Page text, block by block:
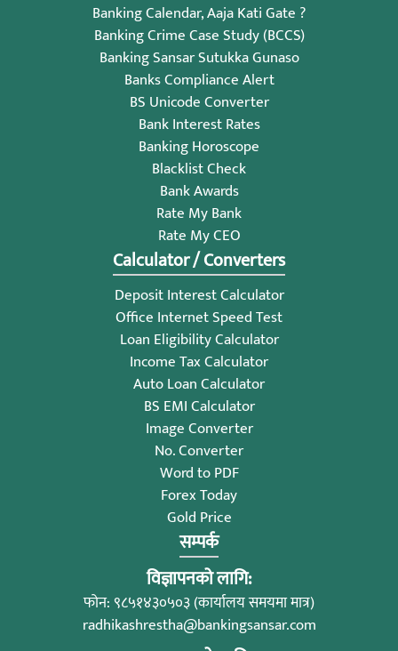
Banking Calendar, Aaja Kati Gate ?
Banking Crime Case Study (BCCS)
Banking Sansar Sutukka Gunaso
Banks Compliance Alert
BS Unicode Converter
Bank Interest Rates
Banking Horoscope
Blacklist Check
Bank Awards
Rate My Bank
Rate My CEO
Calculator / Converters
Deposit Interest Calculator
Office Internet Speed Test
Loan Eligibility Calculator
Income Tax Calculator
Auto Loan Calculator
BS EMI Calculator
Image Converter
No. Converter
Word to PDF
Forex Today
Gold Price
सम्पर्क
विज्ञापनको लागि:
फोन: ९८५१४३०५०३ (कार्यालय समयमा मात्र)
radhikashrestha@bankingsansar.com